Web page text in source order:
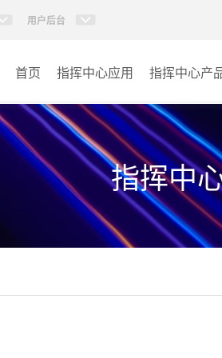
用户后台
首页 指挥中心应用 指挥中心产
KVM坐席管
AI智慧分布
无感调度
AI指挥调
指挥中